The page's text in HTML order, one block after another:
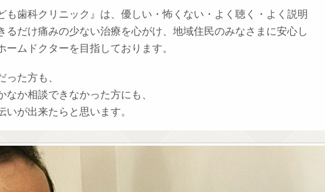
も歯科クリニック』は、優しい・怖くない・よく聴く・よく説明
るだけ痛みの少ない治療を心がけ、地域住民のみなさまに安心し
ームドクターを目指しております。
た方も、
なか相談できなかった方にも、
いが出来たらと思います。